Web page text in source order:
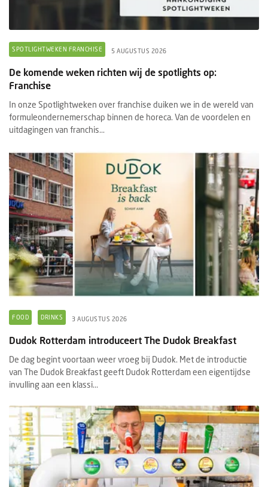
SPOTLIGHTWEKEN FRANCHISE 5 AUGUSTUS 2026
De komende weken richten wij de spotlights op:
Franchise
In onze Spotlightweken over franchise duiken we in de wereld van
formuleondernemerschap binnen de horeca. Van de voordelen en
uitdagingen van franchis...
FOOD DRINKS 3 AUGUSTUS 2026
Dudok Rotterdam introduceert The Dudok Breakfast
De dag begint voortaan weer vroeg bij Dudok. Met de introductie
van The Dudok Breakfast geeft Dudok Rotterdam een eigentijdse
invulling aan een klassi...